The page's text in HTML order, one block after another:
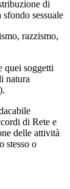
di
sessuale
razzismo,
quei soggetti
natura
di Rete e
delle attività
stesso o